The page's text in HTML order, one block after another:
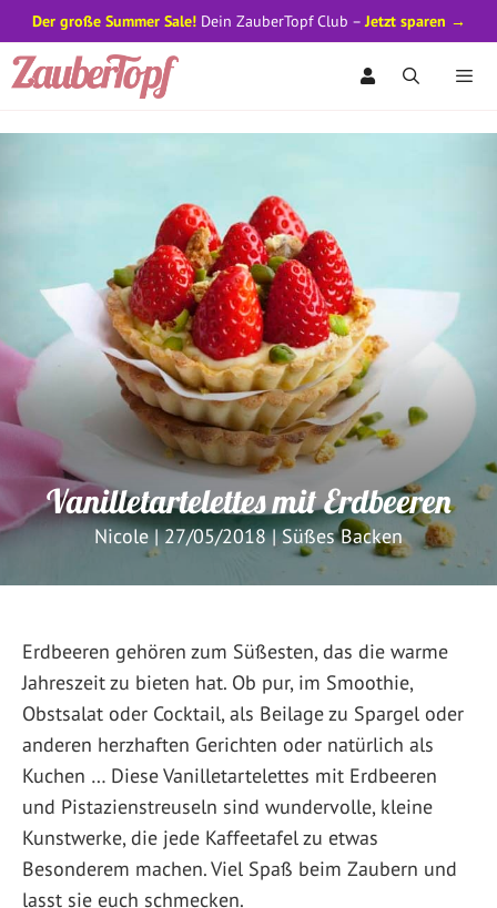
Zum
Inhalt
Vanilletartelettes mit Erdbeeren
Nicole|27/05/2018|Süßes Backen
Erdbeeren gehören zum Süßesten, das die warme
Jahreszeit zu bieten hat. Ob pur, im Smoothie,
Obstsalat oder Cocktail, als Beilage zu Spargel oder
anderen herzhaften Gerichten oder natürlich als
Kuchen … Diese Vanilletartelettes mit Erdbeeren
und Pistazienstreuseln sind wundervolle, kleine
Kunstwerke, die jede Kaffeetafel zu etwas
Besonderem machen. Viel Spaß beim Zaubern und
lasst sie euch schmecken.
Der große Summer Sale!Dein ZauberTopf Club –Jetzt sparen →